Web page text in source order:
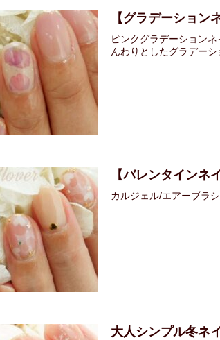
【グラデーショ
ピンクグラデーション
んわりとしたグラデーシ
【バレンタインネ
カルジェル/エアーブラ
大人シンプル冬ネ